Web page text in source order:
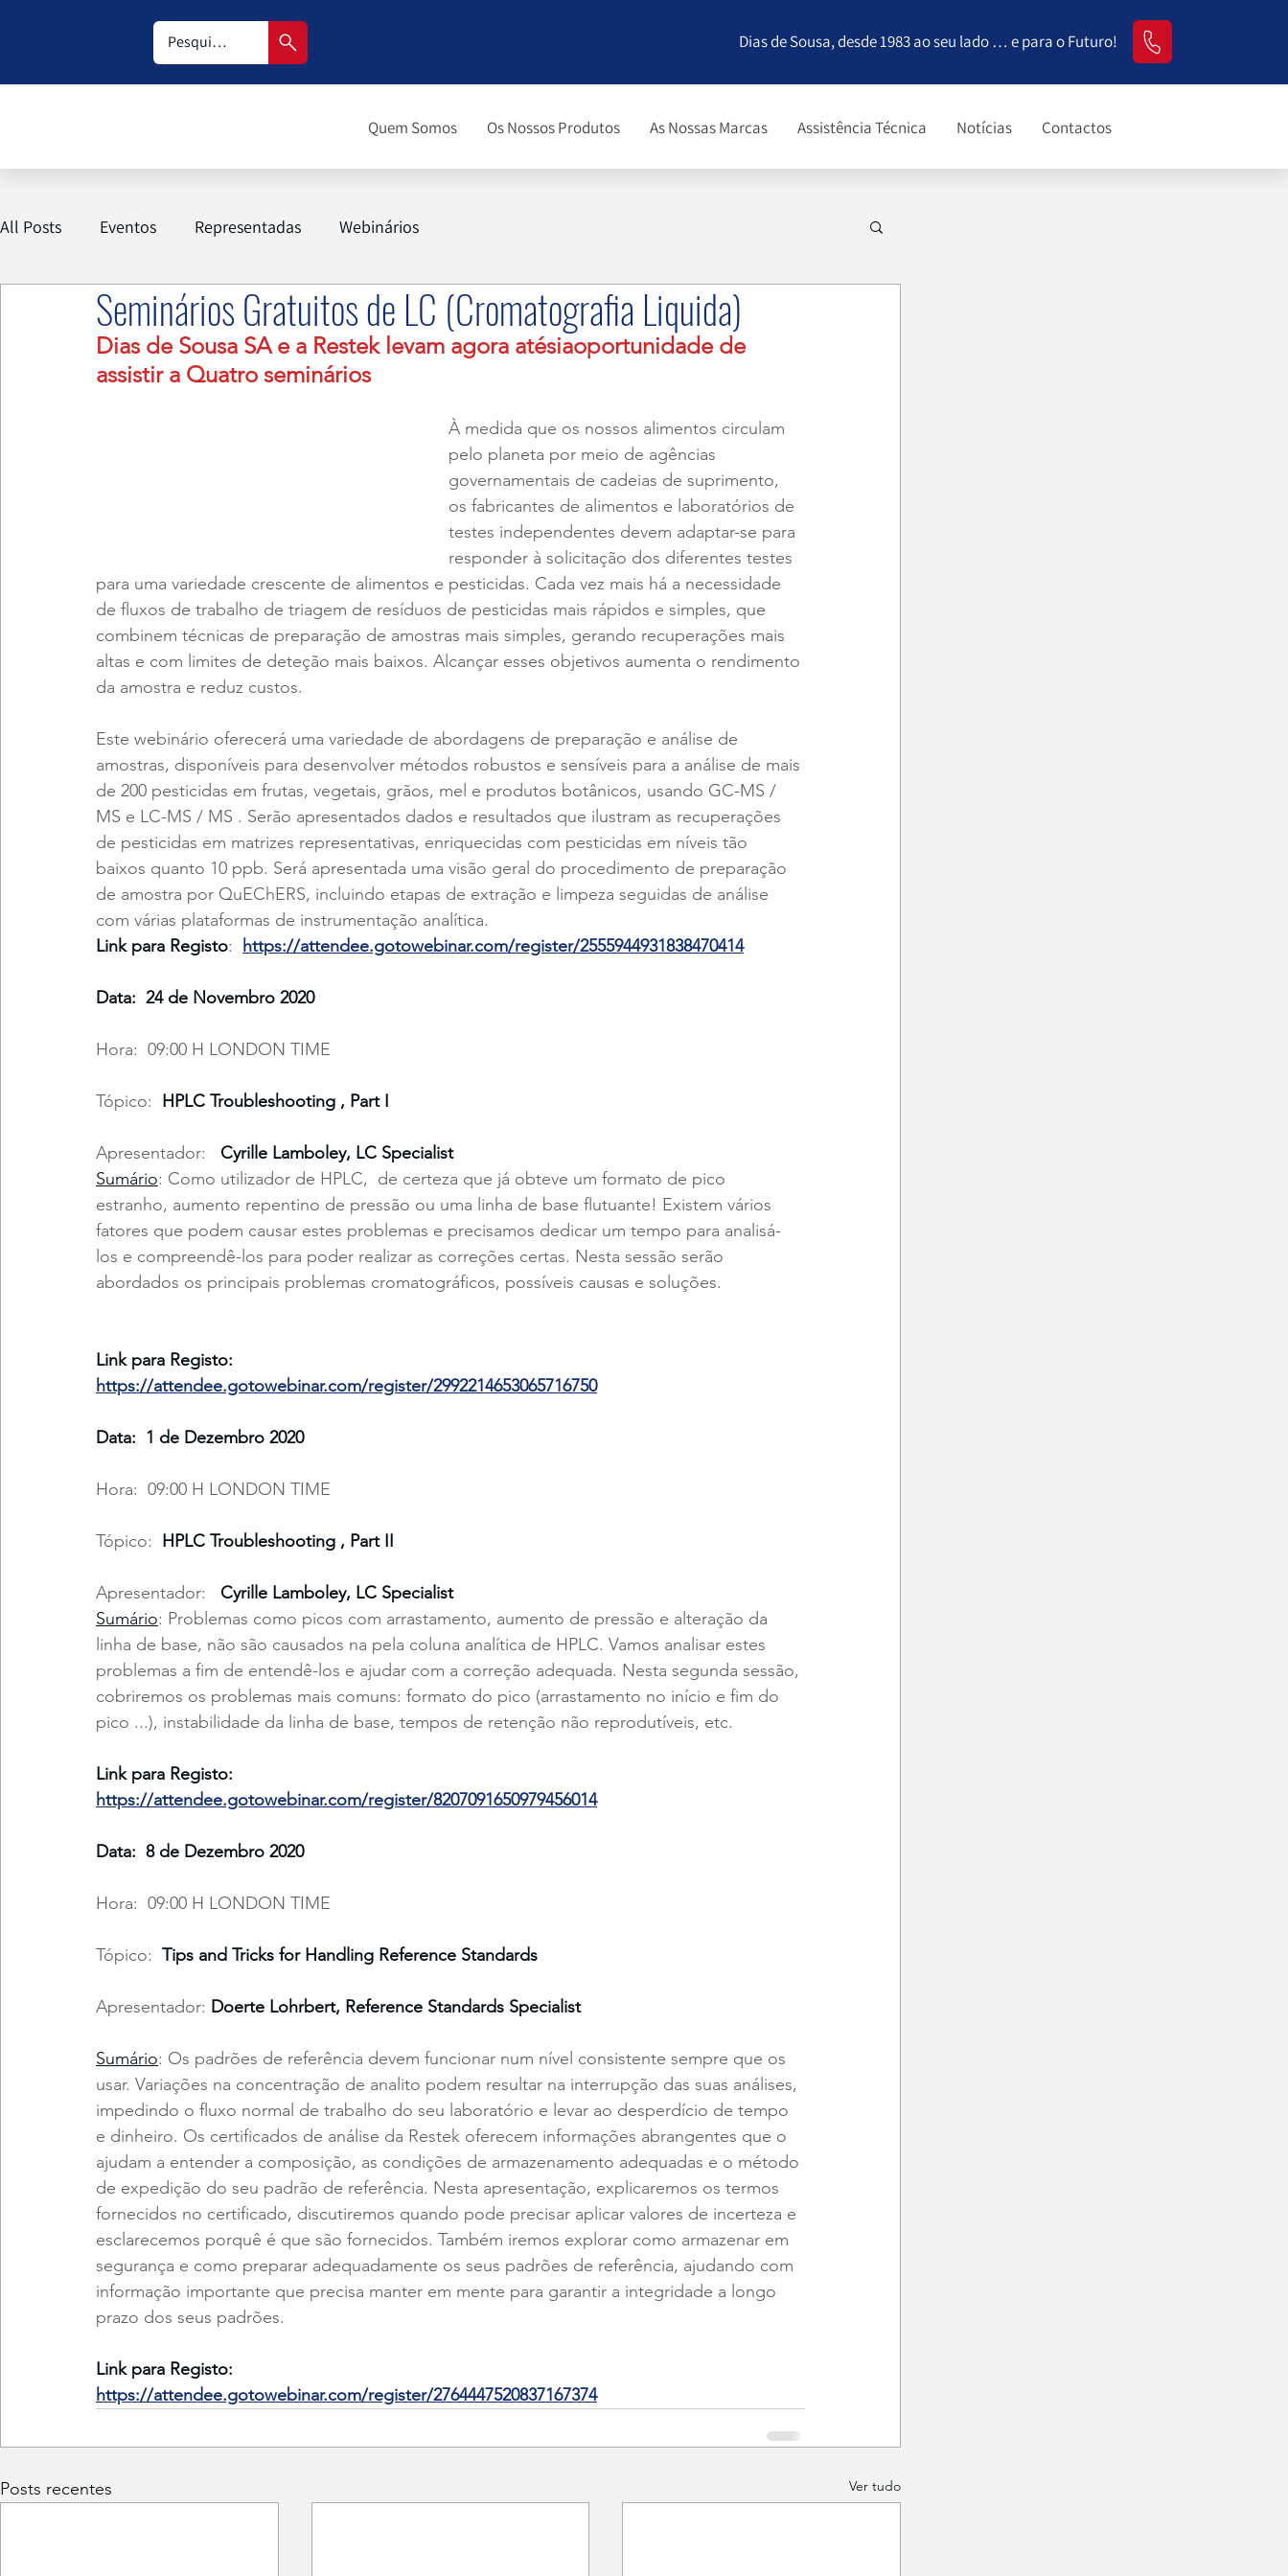
Dias de Sousa, desde 1983 ao seu lado … e para o Futuro!
Quem Somos Os Nossos Produtos As Nossas Marcas Assistência Técnica Notícias Contactos
All Posts Eventos Representadas Webinários
Seminários Gratuitos de LC (Cromatografia Liquida)
Dias de Sousa SA e a Restek levam agora atésiaoportunidade de
assistir a Quatro seminários
À medida que os nossos alimentos circulam
pelo planeta por meio de agências
governamentais de cadeias de suprimento,
os fabricantes de alimentos e laboratórios de
testes independentes devem adaptar-se para
responder à solicitação dos diferentes testes
para uma variedade crescente de alimentos e pesticidas. Cada vez mais há a necessidade
de fluxos de trabalho de triagem de resíduos de pesticidas mais rápidos e simples, que
combinem técnicas de preparação de amostras mais simples, gerando recuperações mais
altas e com limites de deteção mais baixos. Alcançar esses objetivos aumenta o rendimento
da amostra e reduz custos.
Este webinário oferecerá uma variedade de abordagens de preparação e análise de
amostras, disponíveis para desenvolver métodos robustos e sensíveis para a análise de mais
de 200 pesticidas em frutas, vegetais, grãos, mel e produtos botânicos, usando GC-MS /
MS e LC-MS / MS . Serão apresentados dados e resultados que ilustram as recuperações
de pesticidas em matrizes representativas, enriquecidas com pesticidas em níveis tão
baixos quanto 10 ppb. Será apresentada uma visão geral do procedimento de preparação
de amostra por QuEChERS, incluindo etapas de extração e limpeza seguidas de análise
com várias plataformas de instrumentação analítica.
Link para Registo: https://attendee.gotowebinar.com/register/2555944931838470414
Data:  24 de Novembro 2020
Hora:  09:00 H LONDON TIME
Tópico: HPLC Troubleshooting , Part I
Apresentador:
   Cyrille Lamboley, LC Specialist
Sumário: Como utilizador de HPLC,  de certeza que já obteve um formato de pico
estranho, aumento repentino de pressão ou uma linha de base flutuante! Existem vários
fatores que podem causar estes problemas e precisamos dedicar um tempo para analisá-
los e compreendê-los para poder realizar as correções certas. Nesta sessão serão
abordados os principais problemas cromatográficos, possíveis causas e soluções.
Link para Registo:
https://attendee.gotowebinar.com/register/2992214653065716750
Data:  1 de Dezembro 2020
Hora:  09:00 H LONDON TIME
Tópico: HPLC Troubleshooting , Part II
Apresentador:
   Cyrille Lamboley, LC Specialist
Sumário: Problemas como picos com arrastamento, aumento de pressão e alteração da
linha de base, não são causados na pela coluna analítica de HPLC. Vamos analisar estes
problemas a fim de entendê-los e ajudar com a correção adequada. Nesta segunda sessão,
cobriremos os problemas mais comuns: formato do pico (arrastamento no início e fim do
pico ...), instabilidade da linha de base, tempos de retenção não reprodutíveis, etc.
Link para Registo:
https://attendee.gotowebinar.com/register/8207091650979456014
Data:  8 de Dezembro 2020
Hora:  09:00 H LONDON TIME
Tópico: Tips and Tricks for Handling Reference Standards
Apresentador: Doerte Lohrbert, Reference Standards Specialist
Sumário: Os padrões de referência devem funcionar num nível consistente sempre que os
usar. Variações na concentração de analito podem resultar na interrupção das suas análises,
impedindo o fluxo normal de trabalho do seu laboratório e levar ao desperdício de tempo
e dinheiro. Os certificados de análise da Restek oferecem informações abrangentes que o
ajudam a entender a composição, as condições de armazenamento adequadas e o método
de expedição do seu padrão de referência. Nesta apresentação, explicaremos os termos
fornecidos no certificado, discutiremos quando pode precisar aplicar valores de incerteza e
esclarecemos porquê é que são fornecidos. Também iremos explorar como armazenar em
segurança e como preparar adequadamente os seus padrões de referência, ajudando com
informação importante que precisa manter em mente para garantir a integridade a longo
prazo dos seus padrões.
Link para Registo:
https://attendee.gotowebinar.com/register/2764447520837167374
Posts recentes Ver tudo